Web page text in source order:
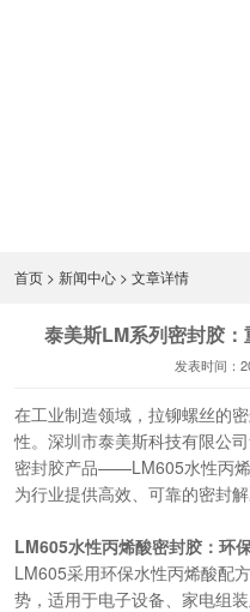
首页 > 新闻中心 > 文章详情
泰美斯LM系列密封胶
发表时间：
在工业制造领域，拉铆螺丝的
性。深圳市泰美斯科技有限公
密封胶产品——LM605水性丙烯
为行业提供高效、可靠的密封解
LM605水性丙烯酸密封胶：环
LM605采用环保水性丙烯酸配
势，适用于电子设备、家电组